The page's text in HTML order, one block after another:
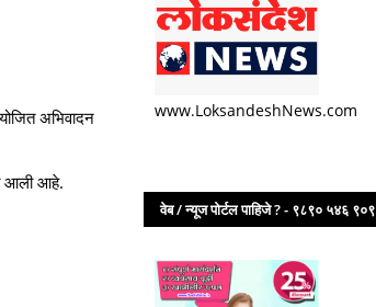
अभिवादन
आली आहे.
www.LoksandeshNews.com
वेब / न्यूज पोर्टल पाहिजे ? - ९८९० ५४६ ९०९